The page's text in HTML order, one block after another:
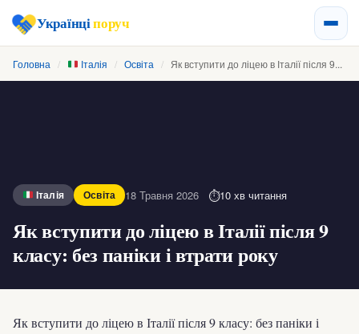
Українціпоруч
Головна / Італія / Освіта / Як вступити до ліцею в Італії після 9...
Італія Освіта 18 Травня 2026 10 хв читання
Як вступити до ліцею в Італії після 9
класу: без паніки і втрати року
Як вступити до ліцею в Італії після 9 класу: без паніки і